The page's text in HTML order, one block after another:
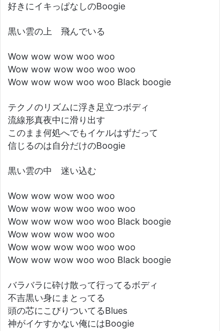
好きにイキっぱなしのBoogie
黒い雲の上 飛んでいる
Wow wow wow woo woo
Wow wow wow woo woo woo
Wow wow wow woo woo Black boogie
テクノのリズムに浮き足立つボディ
流線形真夜中に滑り出す
このまま何処へでもイケルはずだって
信じるのは自分だけのBoogie
黒い雲の中 迷い込む
Wow wow wow woo woo
Wow wow wow woo woo woo
Wow wow wow woo woo Black boogie
Wow wow wow woo woo
Wow wow wow woo woo woo
Wow wow wow woo woo Black boogie
バラバラに砕け散って行ってるボディ
不吉黒い身にまとってる
頭の芯にこびりついてるBlues
神がイケすかない俺にはBoogie